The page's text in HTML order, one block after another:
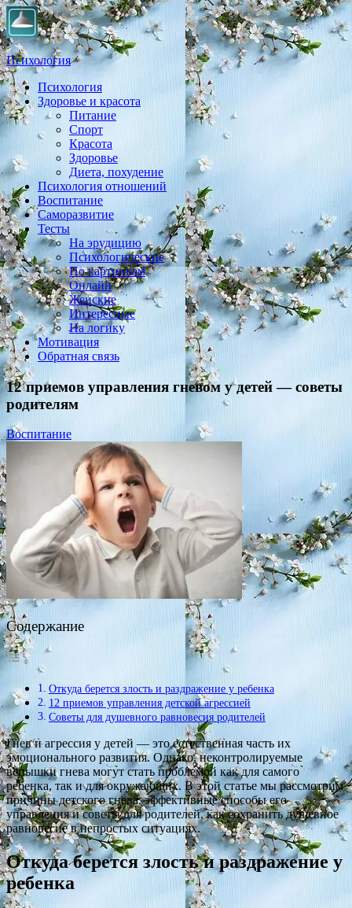
Психология
Практическая психология, личностный рост, экология,
здоровье, воспитание,
Психология
Здоровье и красота
Питание
Спорт
Красота
Здоровье
Диета, похудение
Психология отношений
Воспитание
Саморазвитие
Тесты
На эрудицию
Психологические
По картинкам
Онлайн
Женские
Интересные
На логику
Мотивация
Обратная связь
12 приемов управления гневом у детей — советы
родителям
Воспитание
Содержание
Откуда берется злость и раздражение у ребенка
12 приемов управления детской агрессией
Советы для душевного равновесия родителей
Гнев и агрессия у детей — это естественная часть их
эмоционального развития. Однако, неконтролируемые
вспышки гнева могут стать проблемой как для самого
ребенка, так и для окружающих. В этой статье мы рассмотрим
причины детского гнева, эффективные способы его
управления и советы для родителей, как сохранить душевное
равновесие в непростых ситуациях.
Откуда берется злость и раздражение у
ребенка